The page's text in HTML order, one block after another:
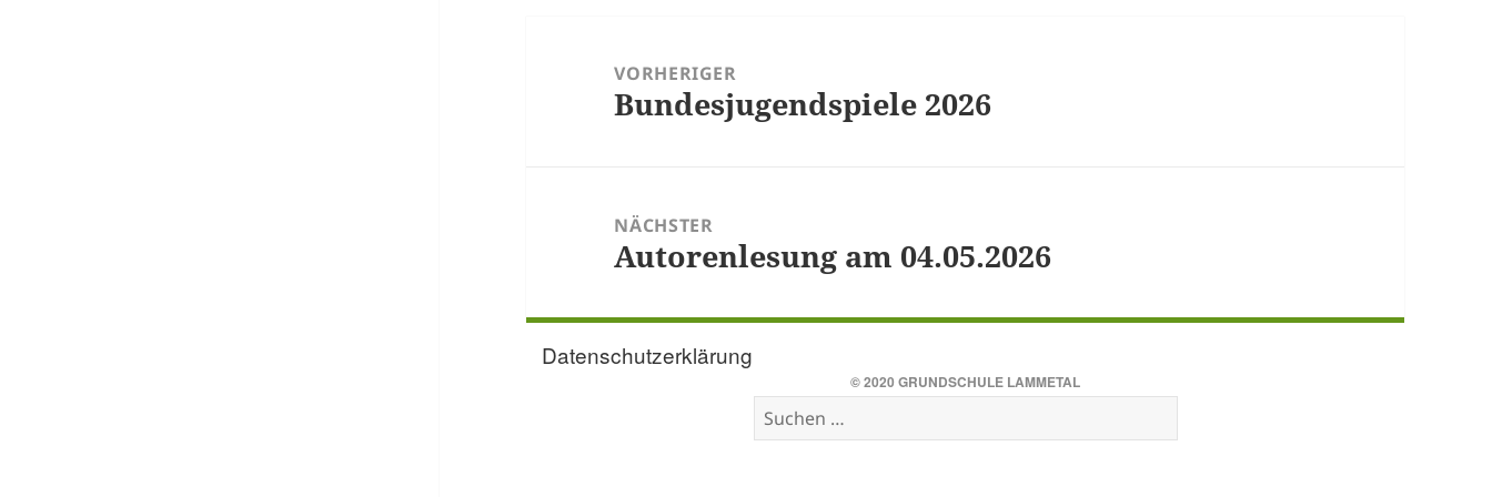
VORHERIGER
Vorheriger
Bundesjugendspiele 2026
NÄCHSTER
Nächster
Autorenlesung am 04.05.2026
Datenschutzerklärung
© 2020GRUNDSCHULE LAMMETAL
nach: